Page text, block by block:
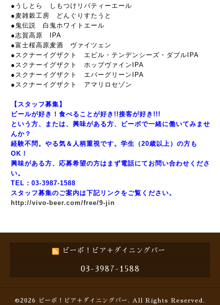
●うしとら しもつけリバティーエール
●麦雑穀工房 どんぐりすたうと
●鬼伝説 白鬼ホワイトエール
●志賀高原 IPA
●富士桜高原麦酒 ヴァイツェン
●スクナーイグザクト エビル・テンデンシーズ・ダブルIPA
●スクナーイグザクト ホップヴァインIPA
●スクナーイグザクト エバーグリーンIPA
●スクナーイグザクト アマリロセゾン
【スタッフ募集】
ビールが好き！食べることが好き!!接客が好き!!!
という方、または、興味がある方、ビーボで一緒に働いてみませ
んか？
経験不問。やる気＆人柄重視です。学生（20歳以上）の方も
OK！
興味がある方、応募希望の方はまず電話にてお問い合わせくださ
い。
TEL：03-3987-1588
スタッフ募集のご案内は下記リンクをご覧ください。
http://vivo-beer.com/free/9-jin
ビーボ！ビア＋ダイニングバー
03-3987-1588
©2026 ビーボ！ビア＋ダイニングバー . All Rights Reserved.